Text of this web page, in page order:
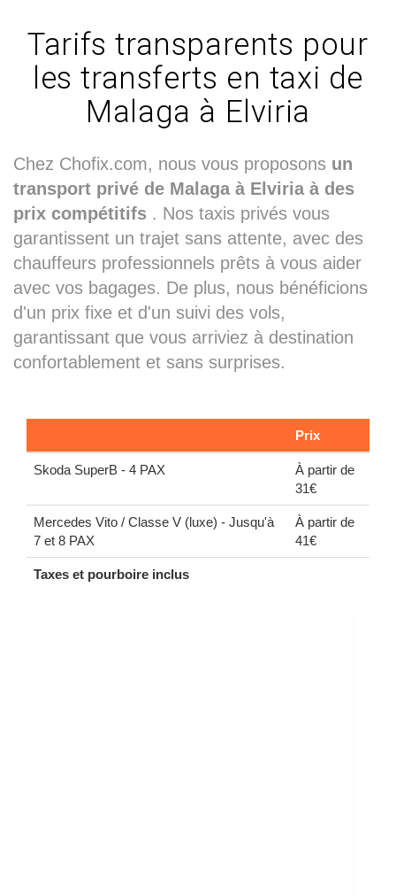
Tarifs transparents pour
les transferts en taxi de
Malaga à Elviria
Chez Chofix.com, nous vous proposons un
transport privé de Malaga à Elviria à des
prix compétitifs . Nos taxis privés vous
garantissent un trajet sans attente, avec des
chauffeurs professionnels prêts à vous aider
avec vos bagages. De plus, nous bénéficions
d'un prix fixe et d'un suivi des vols,
garantissant que vous arriviez à destination
confortablement et sans surprises.
Prix
Skoda SuperB - 4 PAX
À partir de
31€
Mercedes Vito / Classe V (luxe) - Jusqu'à
7 et 8 PAX
À partir de
41€
Taxes et pourboire inclus